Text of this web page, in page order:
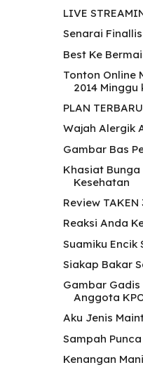
LIVE
Senarai
Best Ke
Tonton Online
2014 Minggu
PLAN
Wajah Alergik
Gambar Bas
Khasiat
Kesehatan
Review TAKEN
Reaksi Anda
Suamiku Encik
Siakap Bakar
Gambar
Anggota
Aku Jenis
Sampah
Kenangan